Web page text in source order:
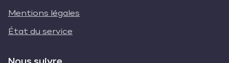
Mentions légales
État du service